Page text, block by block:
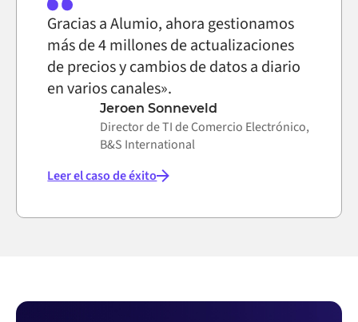
Gracias a Alumio, ahora gestionamos
más de 4 millones de actualizaciones
de precios y cambios de datos a diario
en varios canales».
Jeroen Sonneveld
Director de TI de Comercio Electrónico,
B&S International
Leer el caso de éxito